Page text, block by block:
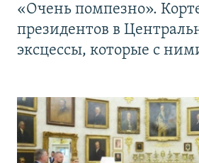
«Очень помпезно».
президентов в
эксцессы, которые с